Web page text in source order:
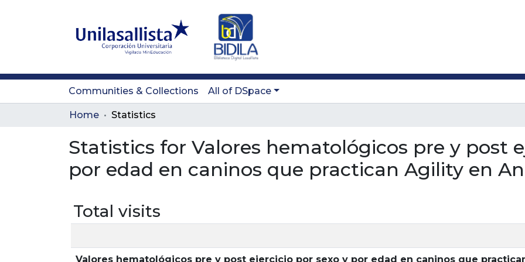
Communities & Collections All of DSpace
Home Statistics
Statistics for Valores hematológicos pre y post
por edad en caninos que practican Agility en
Total visits
Valores hematológicos pre y post ejercicio por sexo y por edad en caninos que